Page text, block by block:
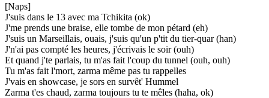
[Naps]
J'suis dans le 13 avec ma Tchikita (ok)
J'me prends une braise, elle tombe de mon pétard (eh)
J'suis un Marseillais, ouais, j'suis qu'un p'tit du tier-quar (han)
J'n'ai pas compté les heures, j'écrivais le soir (ouh)
Et quand j'te parlais, tu m'as fait l'coup du tunnel (ouh, ouh)
Tu m'as fait l'mort, zarma même pas tu rappelles
J'vais en showcase, je sors en survêt' Hummel
Zarma t'es chaud, zarma toujours tu te mêles (haha, ok)